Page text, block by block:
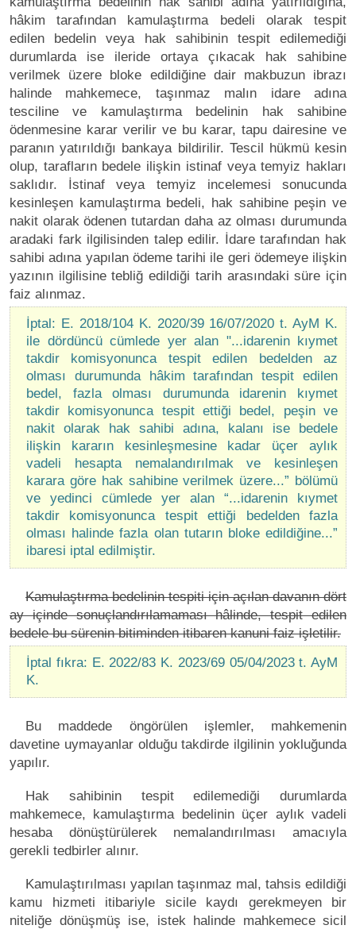
hâkim tarafından kamulaştırma bedeli olarak tespit
edilen bedelin veya hak sahibinin tespit edilemediği
durumlarda ise ileride ortaya çıkacak hak sahibine
verilmek üzere bloke edildiğine dair makbuzun ibrazı
halinde mahkemece, taşınmaz malın idare adına
tesciline ve kamulaştırma bedelinin hak sahibine
ödenmesine karar verilir ve bu karar, tapu dairesine ve
paranın yatırıldığı bankaya bildirilir. Tescil hükmü kesin
olup, tarafların bedele ilişkin istinaf veya temyiz hakları
saklıdır. İstinaf veya temyiz incelemesi sonucunda
kesinleşen kamulaştırma bedeli, hak sahibine peşin ve
nakit olarak ödenen tutardan daha az olması durumunda
aradaki fark ilgilisinden talep edilir. İdare tarafından hak
sahibi adına yapılan ödeme tarihi ile geri ödemeye ilişkin
yazının ilgilisine tebliğ edildiği tarih arasındaki süre için
faiz alınmaz.
İptal: E. 2018/104 K. 2020/39 16/07/2020 t. AyM K.
ile dördüncü cümlede yer alan "...idarenin kıymet
takdir komisyonunca tespit edilen bedelden az
olması durumunda hâkim tarafından tespit edilen
bedel, fazla olması durumunda idarenin kıymet
takdir komisyonunca tespit ettiği bedel, peşin ve
nakit olarak hak sahibi adına, kalanı ise bedele
ilişkin kararın kesinleşmesine kadar üçer aylık
vadeli hesapta nemalandırılmak ve kesinleşen
karara göre hak sahibine verilmek üzere...” bölümü
ve yedinci cümlede yer alan “...idarenin kıymet
takdir komisyonunca tespit ettiği bedelden fazla
olması halinde fazla olan tutarın bloke edildiğine...”
ibaresi iptal edilmiştir.
Kamulaştırma bedelinin tespiti için açılan davanın dört
ay içinde sonuçlandırılamaması hâlinde, tespit edilen
bedele bu sürenin bitiminden itibaren kanuni faiz işletilir.
İptal fıkra: E. 2022/83 K. 2023/69 05/04/2023 t. AyM
K.
Bu maddede öngörülen işlemler, mahkemenin
davetine uymayanlar olduğu takdirde ilgilinin yokluğunda
yapılır.
Hak sahibinin tespit edilemediği durumlarda
mahkemece, kamulaştırma bedelinin üçer aylık vadeli
hesaba dönüştürülerek nemalandırılması amacıyla
gerekli tedbirler alınır.
Kamulaştırılması yapılan taşınmaz mal, tahsis edildiği
kamu hizmeti itibariyle sicile kaydı gerekmeyen bir
niteliğe dönüşmüş ise, istek halinde mahkemece sicil